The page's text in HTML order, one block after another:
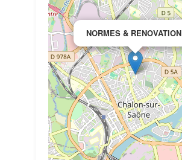
NORMES & RENOVATION